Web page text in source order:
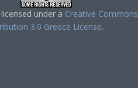
under a Creative Commons
3.0 Greece License.